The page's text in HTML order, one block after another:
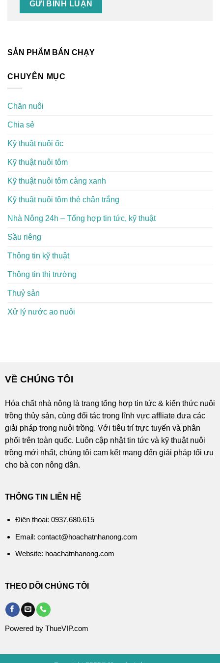
SẢN PHẨM BÁN CHẠY
CHUYÊN MỤC
Chăn nuôi
Chia sẻ
Kỹ thuật nuôi ốc
Kỹ thuật nuôi tôm
Kỹ thuật nuôi tôm càng xanh
Kỹ thuật nuôi tôm thẻ chân trắng
Nhà Nông 24h – Tổng hợp tin tức, kỹ thuật
Sầu riêng
Thông tin kỹ thuật
Thông tin thị trường
Thuỷ sản
Xử lý nước ao nuôi
VỀ CHÚNG TÔI
Hóa chất nhà nông là trang tổng hợp tin tức & kiến thức nuôi
trồng thủy sản, cùng đối tác trong lĩnh vực affliate đưa các
giải pháp trong nuôi trồng. Với tiêu trí trực tuyến và phân
phối trên toàn quốc. Luôn cập nhật tin tức và kỹ thuật nuôi
trồng mới nhất, chúng tôi cam kết mang đến giải pháp tối ưu
cho bà con nông dân.
THÔNG TIN LIÊN HỆ
Điện thoại: 0937.680.615
Email: contact@hoachatnhanong.com
Website: hoachatnhanong.com
THEO DÕI CHÚNG TÔI
Powered by ThueVIP.com